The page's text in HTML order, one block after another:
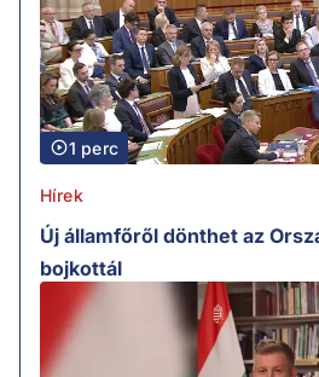
1 perc
Hírek
Új államfőről dönthet az
bojkottál